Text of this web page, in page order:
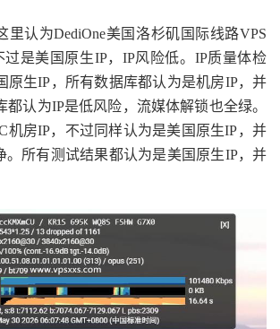
里认为DediOne美国洛杉矶国际线路VPS
过是美国原生IP，IP风险低。IP质量体检
原生IP，所有数据库都认为是机房IP，并
都认为IP是低风险，流媒体解锁也全绿。
机房IP，不过同样认为是美国原生IP，并
。所有测试结果都认为是美国原生IP，并